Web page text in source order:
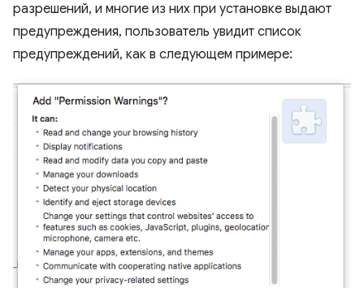
разрешений, и многие из них при установке выдают
предупреждения, пользователь увидит список
предупреждений, как в следующем примере: